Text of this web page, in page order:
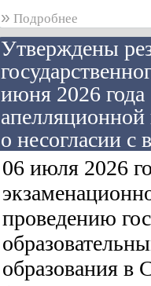
»Подробнее
Утверждены
июня 2026
апелляционной
о несогласии
06 июля 2026
проведению
образования в